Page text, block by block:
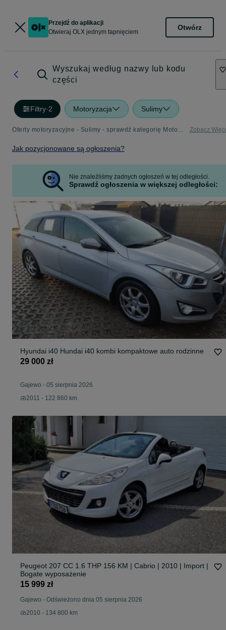
Przejdź do aplikacji
Otwieraj OLX jednym tapnięciem
Otwórz
Wyszukaj według nazwy lub kodu
części
Filtry·2 Motoryzacja Sulimy
Oferty motoryzacyjne - Sulimy - sprawdź kategorię Motoryzacja Zobacz
Jak pozycjonowane są ogłoszenia?
Nie znaleźliśmy żadnych ogłoszeń w tej odległości.
Sprawdź ogłoszenia w większej odległości:
Hyundai i40 Hundai i40 kombi kompaktowe auto rodzinne
29 000 zł
Gajewo - 05 sierpnia 2026
2011 - 122 860 km
Peugeot 207 CC 1.6 THP 156 KM | Cabrio | 2010 | Import |
Bogate wyposażenie
15 999 zł
Gajewo - Odświeżono dnia 05 sierpnia 2026
2010 - 134 800 km